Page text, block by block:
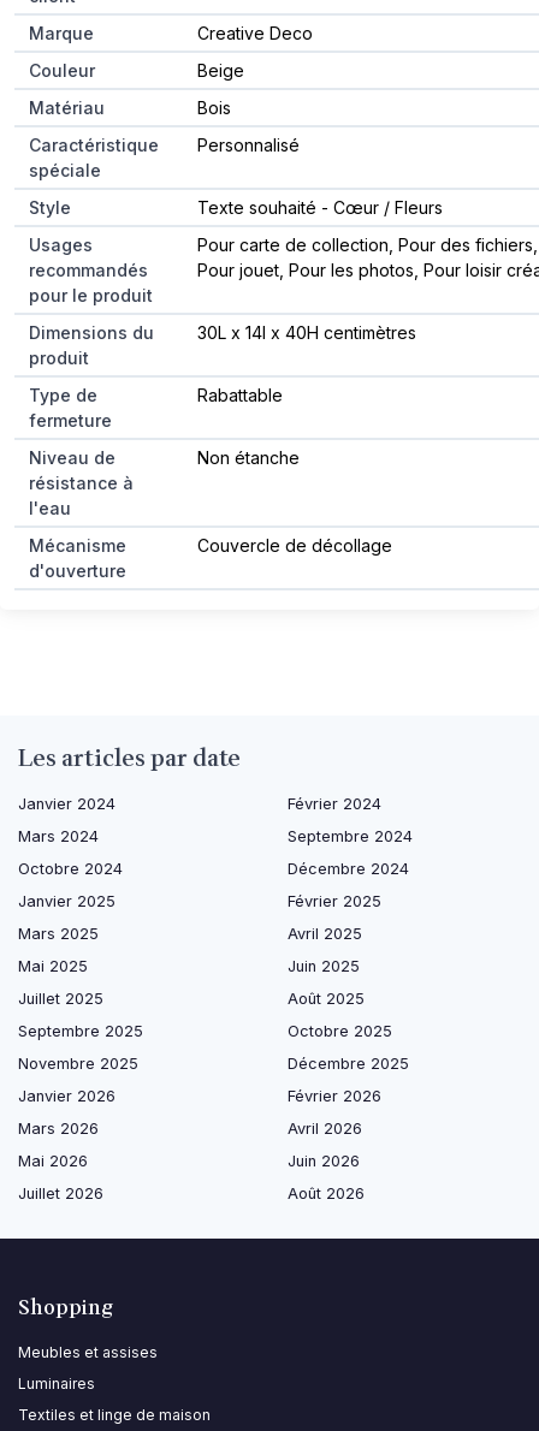
Marque
Creative Deco
Couleur
Beige
Matériau
Bois
Caractéristique
spéciale
Personnalisé
Style
Texte souhaité - Cœur / Fleurs
Usages
recommandés
pour le produit
Pour carte de collection, Pour des fichiers,
Pour jouet, Pour les photos, Pour loisir
Dimensions du
produit
30L x 14l x 40H centimètres
Type de
fermeture
Rabattable
Niveau de
résistance à
l'eau
Non étanche
Mécanisme
d'ouverture
Couvercle de décollage
Les articles par date
Janvier 2024
Février 2024
Mars 2024
Septembre 2024
Octobre 2024
Décembre 2024
Janvier 2025
Février 2025
Mars 2025
Avril 2025
Mai 2025
Juin 2025
Juillet 2025
Août 2025
Septembre 2025
Octobre 2025
Novembre 2025
Décembre 2025
Janvier 2026
Février 2026
Mars 2026
Avril 2026
Mai 2026
Juin 2026
Juillet 2026
Août 2026
Shopping
Meubles et assises
Luminaires
Textiles et linge de maison